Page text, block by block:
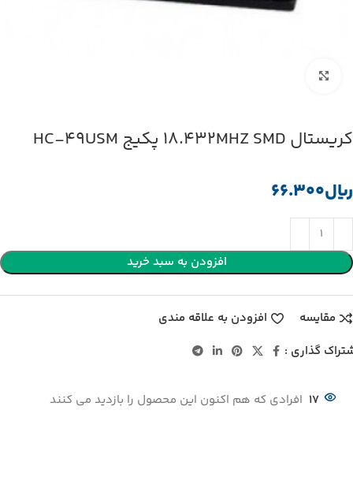
کریستال 18.432MHZ SMD پکیج HC-49USM
﷼
افزودن به سبد خرید
مقایسه
افزودن به علاقه مندی
گذاری :
17 افرادی که هم اکنون این محصول را بازدید می کنند